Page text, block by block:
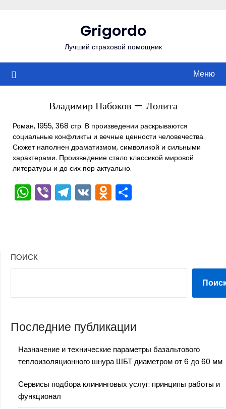
Grigordo
Лучший страховой помощник
Меню
Владимир Набоков — Лолита
Роман, 1955, 368 стр. В произведении раскрываются
социальные конфликты и вечные ценности человечества.
Сюжет наполнен драматизмом, символикой и сильными
характерами. Произведение стало классикой мировой
литературы и до сих пор актуально.
WhatsApp
ViberTelegram
VKOdnoklassniki
ПОИСК
Последние публикации
Назначение и технические параметры базальтового
теплоизоляционного шнура ШБТ диаметром от 6 до 60 мм
Сервисы подбора клининговых услуг: принципы работы и
функционал